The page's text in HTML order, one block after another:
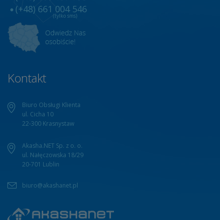
(+48) 661 004 546
(tylko sms)
Kontakt
Biuro Obsługi Klienta
ul. Cicha 10
22-300 Krasnystaw
Akasha.NET Sp. z o. o.
ul. Nałęczowska 18/29
20-701 Lublin
biuro@akashanet.pl